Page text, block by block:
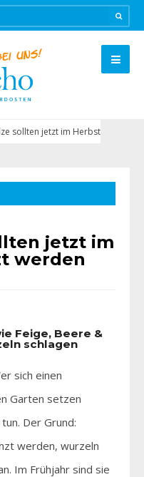
sollten jetzt im Herbst
jetzt im
werden
Feige, Beere &
schlagen
sich einen
Garten setzen
Der Grund:
werden, wurzeln
Im Frühjahr sind sie